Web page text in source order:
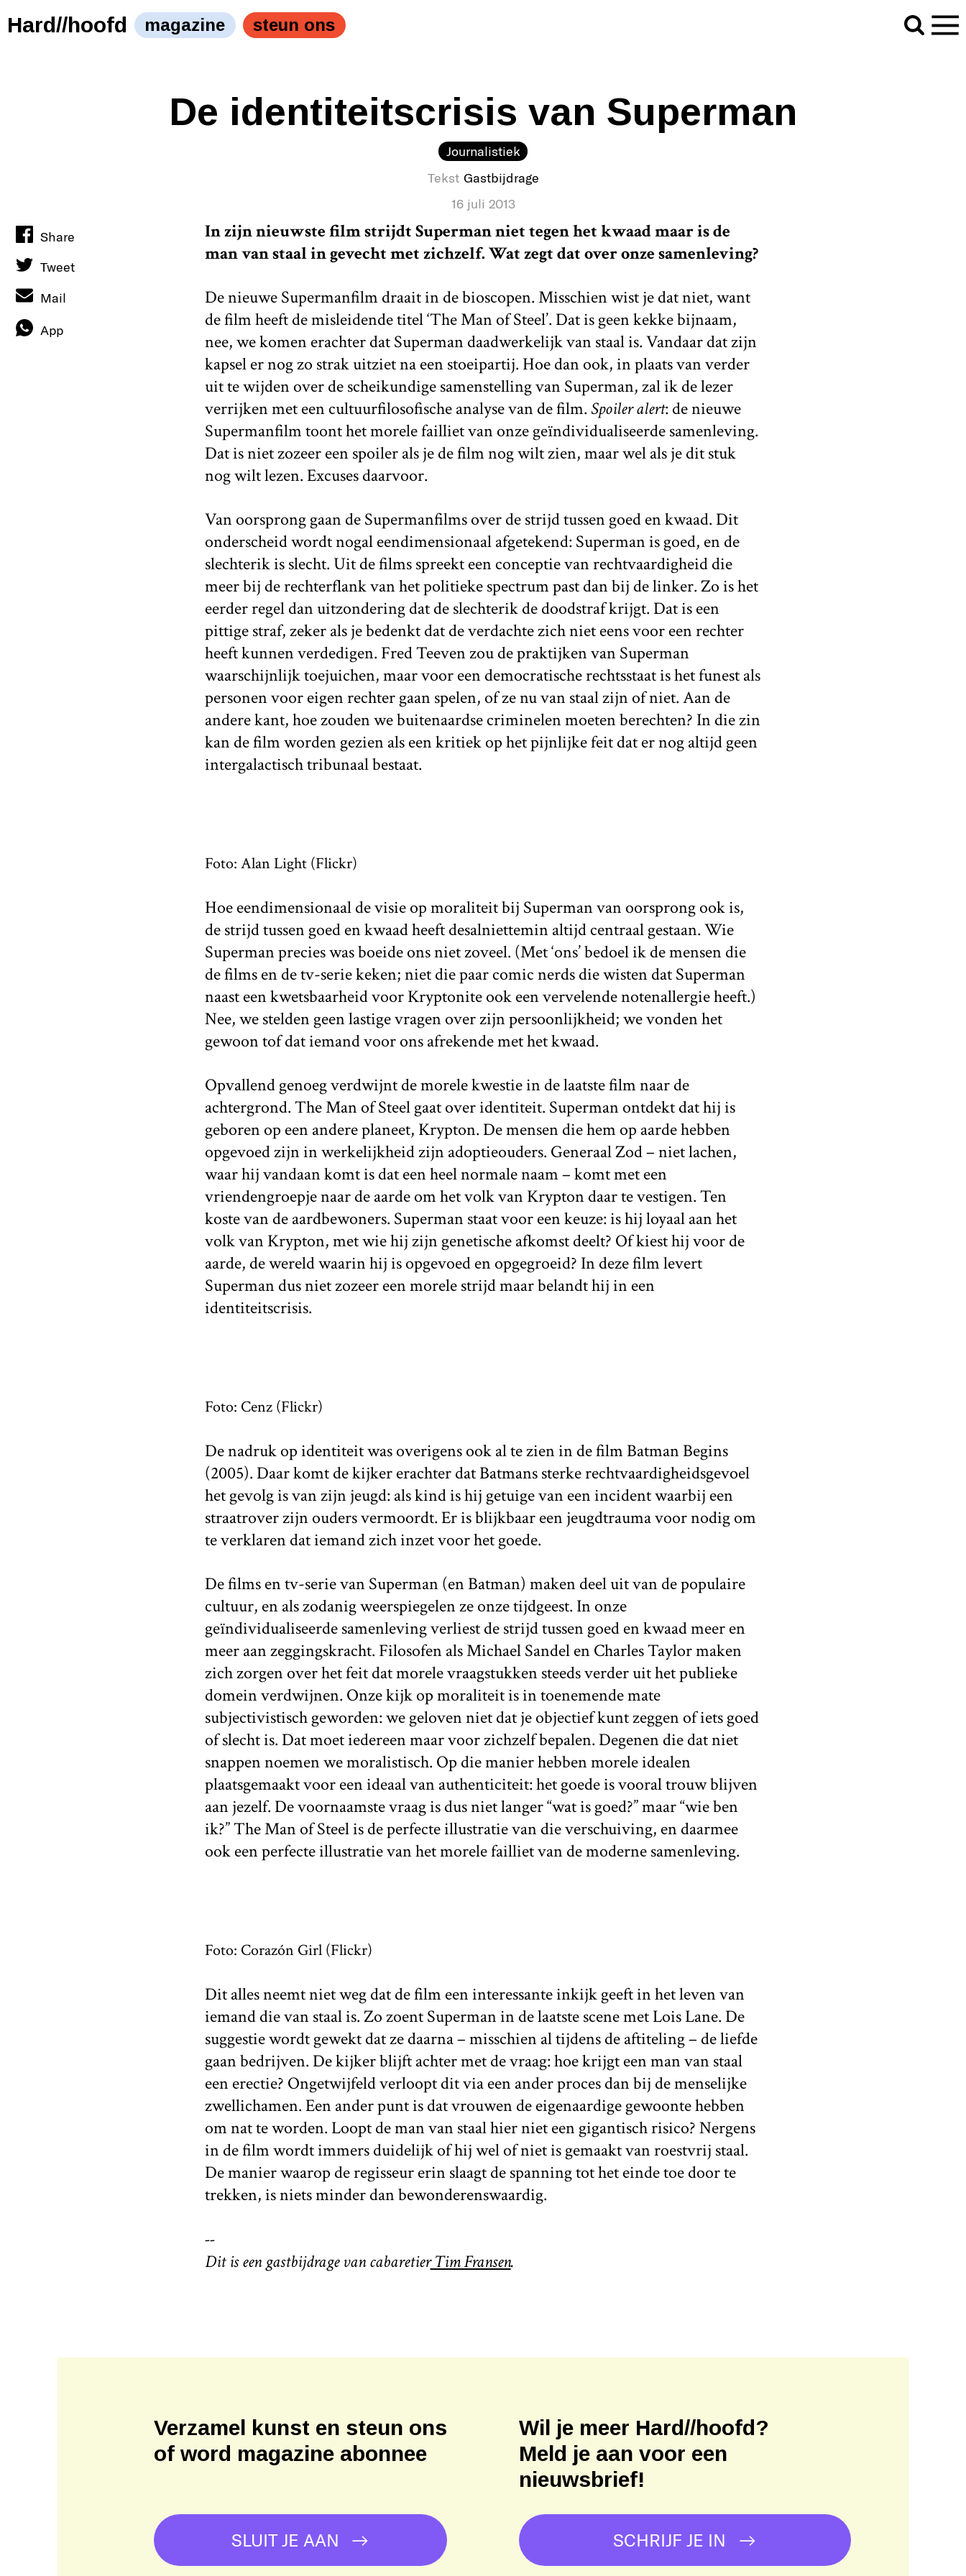
Hard//hoofd magazine steun ons
De identiteitscrisis van Superman
Journalistiek
Tekst Gastbijdrage
16 juli 2013
In zijn nieuwste film strijdt Superman niet tegen het kwaad maar is de
man van staal in gevecht met zichzelf. Wat zegt dat over onze samenleving?
De nieuwe Supermanfilm draait in de bioscopen. Misschien wist je dat niet, want
de film heeft de misleidende titel ‘The Man of Steel’. Dat is geen kekke bijnaam,
nee, we komen erachter dat Superman daadwerkelijk van staal is. Vandaar dat zijn
kapsel er nog zo strak uitziet na een stoeipartij. Hoe dan ook, in plaats van verder
uit te wijden over de scheikundige samenstelling van Superman, zal ik de lezer
verrijken met een cultuurfilosofische analyse van de film. Spoiler alert: de nieuwe
Supermanfilm toont het morele failliet van onze geïndividualiseerde samenleving.
Dat is niet zozeer een spoiler als je de film nog wilt zien, maar wel als je dit stuk
nog wilt lezen. Excuses daarvoor.
Van oorsprong gaan de Supermanfilms over de strijd tussen goed en kwaad. Dit
onderscheid wordt nogal eendimensionaal afgetekend: Superman is goed, en de
slechterik is slecht. Uit de films spreekt een conceptie van rechtvaardigheid die
meer bij de rechterflank van het politieke spectrum past dan bij de linker. Zo is het
eerder regel dan uitzondering dat de slechterik de doodstraf krijgt. Dat is een
pittige straf, zeker als je bedenkt dat de verdachte zich niet eens voor een rechter
heeft kunnen verdedigen. Fred Teeven zou de praktijken van Superman
waarschijnlijk toejuichen, maar voor een democratische rechtsstaat is het funest als
personen voor eigen rechter gaan spelen, of ze nu van staal zijn of niet. Aan de
andere kant, hoe zouden we buitenaardse criminelen moeten berechten? In die zin
kan de film worden gezien als een kritiek op het pijnlijke feit dat er nog altijd geen
intergalactisch tribunaal bestaat.
Foto: Alan Light (Flickr)
Hoe eendimensionaal de visie op moraliteit bij Superman van oorsprong ook is,
de strijd tussen goed en kwaad heeft desalniettemin altijd centraal gestaan. Wie
Superman precies was boeide ons niet zoveel. (Met ‘ons’ bedoel ik de mensen die
de films en de tv-serie keken; niet die paar comic nerds die wisten dat Superman
naast een kwetsbaarheid voor Kryptonite ook een vervelende notenallergie heeft.)
Nee, we stelden geen lastige vragen over zijn persoonlijkheid; we vonden het
gewoon tof dat iemand voor ons afrekende met het kwaad.
Opvallend genoeg verdwijnt de morele kwestie in de laatste film naar de
achtergrond. The Man of Steel gaat over identiteit. Superman ontdekt dat hij is
geboren op een andere planeet, Krypton. De mensen die hem op aarde hebben
opgevoed zijn in werkelijkheid zijn adoptieouders. Generaal Zod – niet lachen,
waar hij vandaan komt is dat een heel normale naam – komt met een
vriendengroepje naar de aarde om het volk van Krypton daar te vestigen. Ten
koste van de aardbewoners. Superman staat voor een keuze: is hij loyaal aan het
volk van Krypton, met wie hij zijn genetische afkomst deelt? Of kiest hij voor de
aarde, de wereld waarin hij is opgevoed en opgegroeid? In deze film levert
Superman dus niet zozeer een morele strijd maar belandt hij in een
identiteitscrisis.
Foto: Cenz (Flickr)
De nadruk op identiteit was overigens ook al te zien in de film Batman Begins
(2005). Daar komt de kijker erachter dat Batmans sterke rechtvaardigheidsgevoel
het gevolg is van zijn jeugd: als kind is hij getuige van een incident waarbij een
straatrover zijn ouders vermoordt. Er is blijkbaar een jeugdtrauma voor nodig om
te verklaren dat iemand zich inzet voor het goede.
De films en tv-serie van Superman (en Batman) maken deel uit van de populaire
cultuur, en als zodanig weerspiegelen ze onze tijdgeest. In onze
geïndividualiseerde samenleving verliest de strijd tussen goed en kwaad meer en
meer aan zeggingskracht. Filosofen als Michael Sandel en Charles Taylor maken
zich zorgen over het feit dat morele vraagstukken steeds verder uit het publieke
domein verdwijnen. Onze kijk op moraliteit is in toenemende mate
subjectivistisch geworden: we geloven niet dat je objectief kunt zeggen of iets goed
of slecht is. Dat moet iedereen maar voor zichzelf bepalen. Degenen die dat niet
snappen noemen we moralistisch. Op die manier hebben morele idealen
plaatsgemaakt voor een ideaal van authenticiteit: het goede is vooral trouw blijven
aan jezelf. De voornaamste vraag is dus niet langer “wat is goed?” maar “wie ben
ik?” The Man of Steel is de perfecte illustratie van die verschuiving, en daarmee
ook een perfecte illustratie van het morele failliet van de moderne samenleving.
Foto: Corazón Girl (Flickr)
Dit alles neemt niet weg dat de film een interessante inkijk geeft in het leven van
iemand die van staal is. Zo zoent Superman in de laatste scene met Lois Lane. De
suggestie wordt gewekt dat ze daarna – misschien al tijdens de aftiteling – de liefde
gaan bedrijven. De kijker blijft achter met de vraag: hoe krijgt een man van staal
een erectie? Ongetwijfeld verloopt dit via een ander proces dan bij de menselijke
zwellichamen. Een ander punt is dat vrouwen de eigenaardige gewoonte hebben
om nat te worden. Loopt de man van staal hier niet een gigantisch risico? Nergens
in de film wordt immers duidelijk of hij wel of niet is gemaakt van roestvrij staal.
De manier waarop de regisseur erin slaagt de spanning tot het einde toe door te
trekken, is niets minder dan bewonderenswaardig.
--
Dit is een gastbijdrage van cabaretierTim Fransen.
Share
Tweet
Mail
App
Verzamel kunst en steun ons
of word magazine abonnee
SLUIT JE AAN
Wil je meer Hard//hoofd?
Meld je aan voor een
nieuwsbrief!
SCHRIJF JE IN